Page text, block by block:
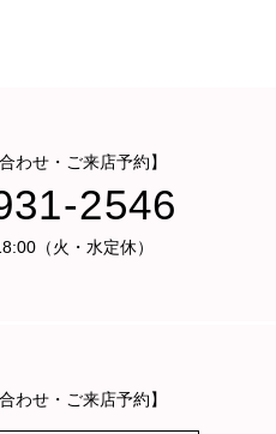
わせ・ご来店予約】
2546
（火・水定休）
わせ・ご来店予約】